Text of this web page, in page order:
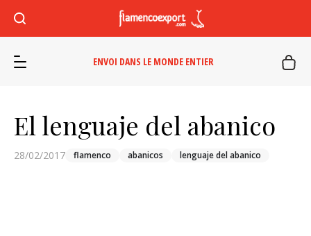
ENVOI DANS LE MONDE ENTIER
El lenguaje del abanico
28/02/2017 flamenco abanicos lenguaje del abanico